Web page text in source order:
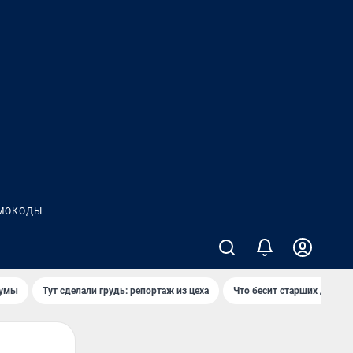
Тут сделали грудь: репортаж из цеха Что бесит старших детей